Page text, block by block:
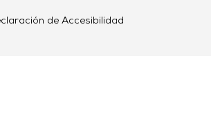
de Accesibilidad